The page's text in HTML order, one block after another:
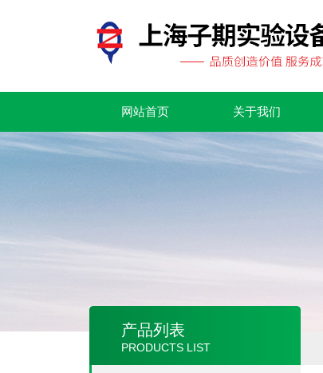
网站首页 关于我们
产品列表
PRODUCTS LIST